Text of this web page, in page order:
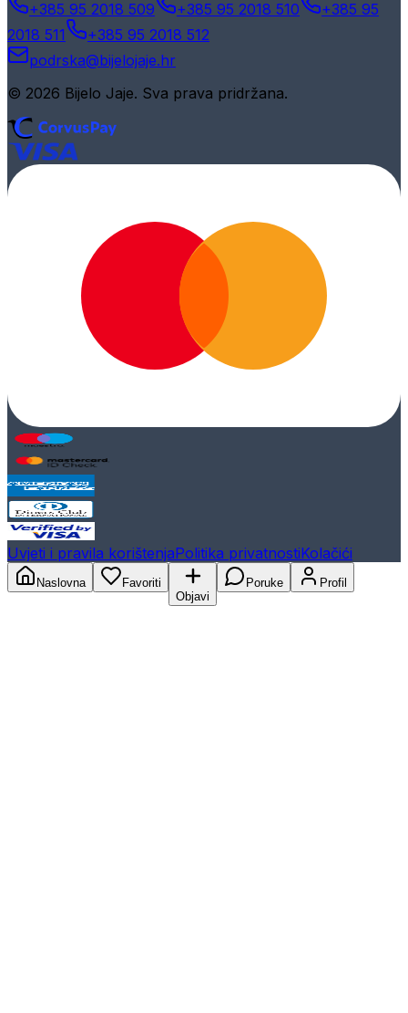
+385 95 2018 509 +385 95 2018 510
+385 95
2018 511
+385 95 2018 512
podrska@bijelojaje.hr
© 2026 Bijelo Jaje. Sva prava pridržana.
Uvjeti i pravila korištenjaPolitika privatnostiKolačići
Naslovna
Favoriti
Objavi
Poruke Profil